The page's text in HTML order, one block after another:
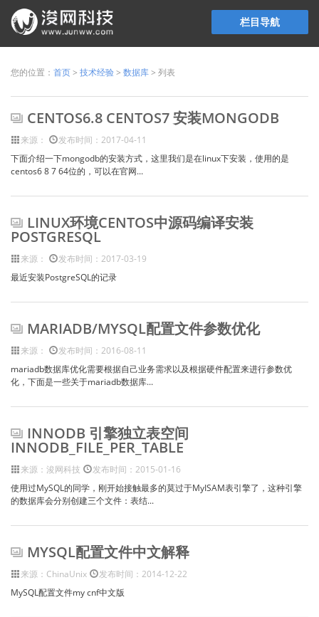
栏目导航
您的位置： 首页> 技术经验> 数据库> 列表
CENTOS6.8 CENTOS7 安装MONGODB
来源：
发布时间：2017-04-11
下面介绍一下mongodb的安装方式，这里我们是在linux下安装，使用的是
centos6 8 7 64位的，可以在官网...
LINUX环境CENTOS中源码编译安装
POSTGRESQL
来源：
发布时间：2017-03-19
最近安装PostgreSQL的记录
MARIADB/MYSQL配置文件参数优化
来源：
发布时间：2016-08-11
mariadb数据库优化需要根据自己业务需求以及根据硬件配置来进行参数优
化，下面是一些关于mariadb数据库...
INNODB 引擎独立表空间
INNODB_FILE_PER_TABLE
来源：浚网科技
发布时间：2015-01-16
使用过MySQL的同学，刚开始接触最多的莫过于MyISAM表引擎了，这种引擎
的数据库会分别创建三个文件：表结...
MYSQL配置文件中文解释
来源：ChinaUnix
发布时间：2014-12-22
MySQL配置文件my cnf中文版